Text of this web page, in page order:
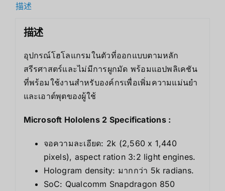
描述
描述
อุปกรณ์โฮโลแกรมในตัวที่ออกแบบตามหลัก
สรีรศาสตร์และไม่มีการผูกมัด พร้อมแอปพลิเคชัน
ที่พร้อมใช้งานสำหรับองค์กรเพื่อเพิ่มความแม่นยำ
และเอาต์พุตของผู้ใช้
Microsoft Hololens 2 Specifications :
จอความละเอียด: 2k (2,560 x 1,440
pixels), aspect ration 3:2 light engines.
Hologram density: มากกว่า 5k radians.
SoC: Qualcomm Snapdragon 850